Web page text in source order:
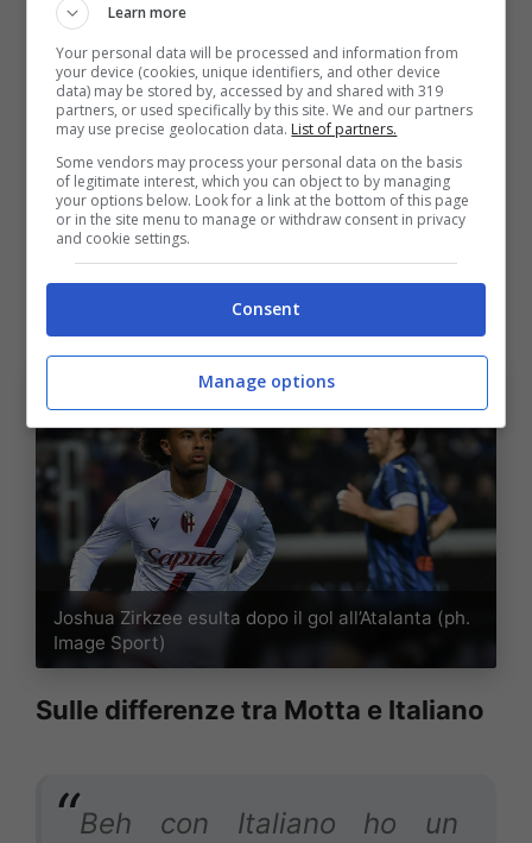
vinceva sempre. Quindi
apparentemente non c’era
bisogno di cambiare nulla.
Thiago Motta mi ha inserito
gradualmente e alla fine
devo ringraziarlo per la
fiducia che mi ha dato.
Joshua Zirkzee esulta dopo il gol all’Atalanta (ph.
Image Sport)
Sulle differenze tra Motta e Italiano
Beh con Italiano ho un
Learn more
Your personal data will be processed and information from
your device (cookies, unique identifiers, and other device
data) may be stored by, accessed by and shared with 319
partners, or used specifically by this site. We and our partners
may use precise geolocation data. List of partners.
Some vendors may process your personal data on the basis
of legitimate interest, which you can object to by managing
your options below. Look for a link at the bottom of this page
or in the site menu to manage or withdraw consent in privacy
and cookie settings.
Consent
Manage options